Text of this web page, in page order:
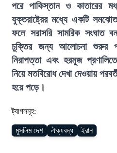
পরে পাকিস্তান ও কাতারের
যুক্তরাষ্ট্রের মধ্যে একটি
ফলে সরাসরি সামরিক সংঘাত
চুক্তির জন্য আলোচনা শুরুর
নিরাপত্তা এবং হরমুজ
নিয়ে মতবিরোধ দেখা দেওয়ায়
হয়ে পড়ে।
ট্যাগসমূহ:
মুসলিম দেশ ঐক্যবদ্ধ ইরান